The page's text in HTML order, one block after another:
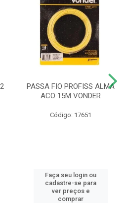
PASSA FIO PROFISS ALMA
ACO 15M VONDER
Código: 17651
Faça seu login ou
cadastre-se para
ver preços e
comprar